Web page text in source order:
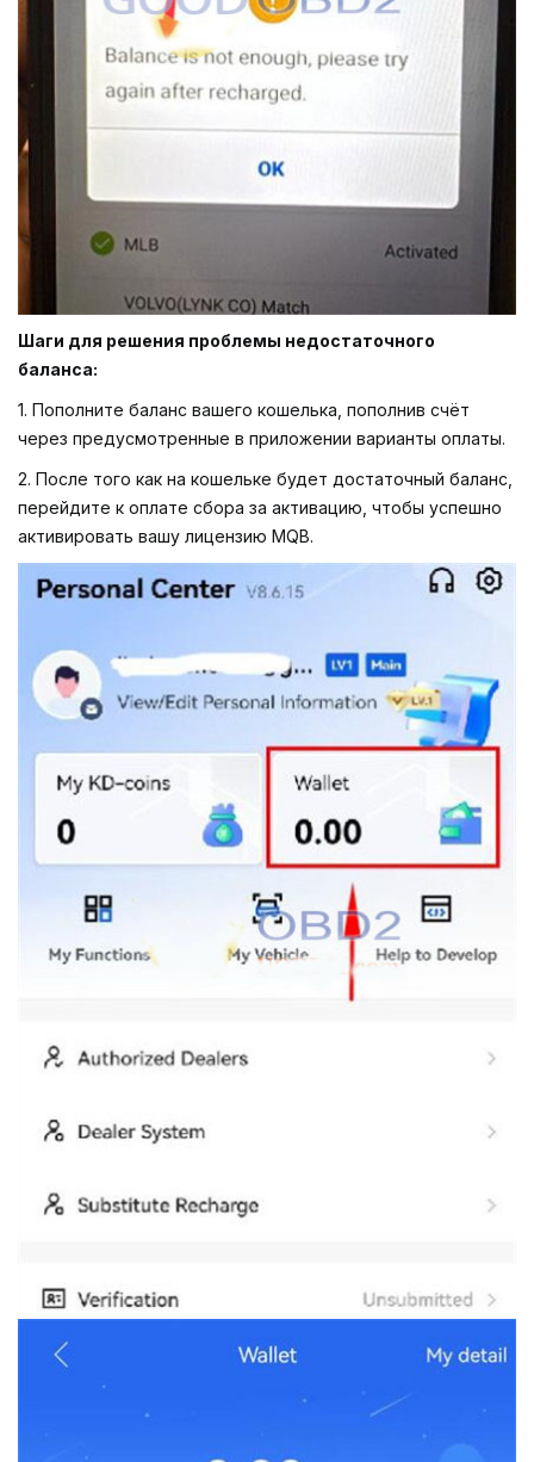
Шаги для решения проблемы недостаточного
баланса:
1. Пополните баланс вашего кошелька, пополнив счёт
через предусмотренные в приложении варианты оплаты.
2. После того как на кошельке будет достаточный баланс,
перейдите к оплате сбора за активацию, чтобы успешно
активировать вашу лицензию MQB.